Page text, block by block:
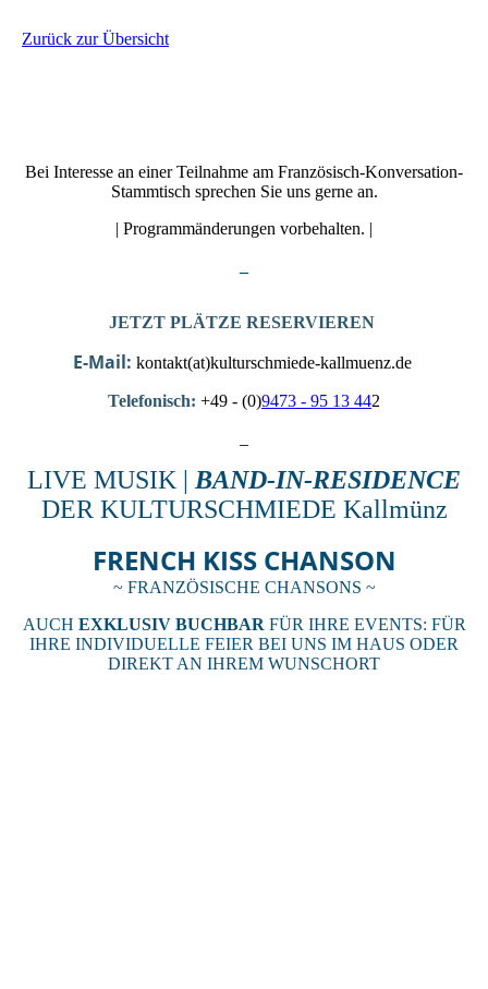
Zurück zur Übersicht
Bei Interesse an einer Teilnahme am Französisch-Konversation-
Stammtisch sprechen Sie uns gerne an.
| Programmänderungen vorbehalten. |
JETZT PLÄTZE RESERVIEREN
E-Mail: kontakt(at)kulturschmiede-kallmuenz.de
Telefonisch: +49 - (0)9473 - 95 13 442
LIVE MUSIK | BAND-IN-RESIDENCE
DER KULTURSCHMIEDE Kallmünz
FRENCH KISS CHANSON
~ FRANZÖSISCHE CHANSONS ~
AUCH EXKLUSIV BUCHBAR FÜR IHRE EVENTS: FÜR
IHRE INDIVIDUELLE FEIER BEI UNS IM HAUS ODER
DIREKT AN IHREM WUNSCHORT